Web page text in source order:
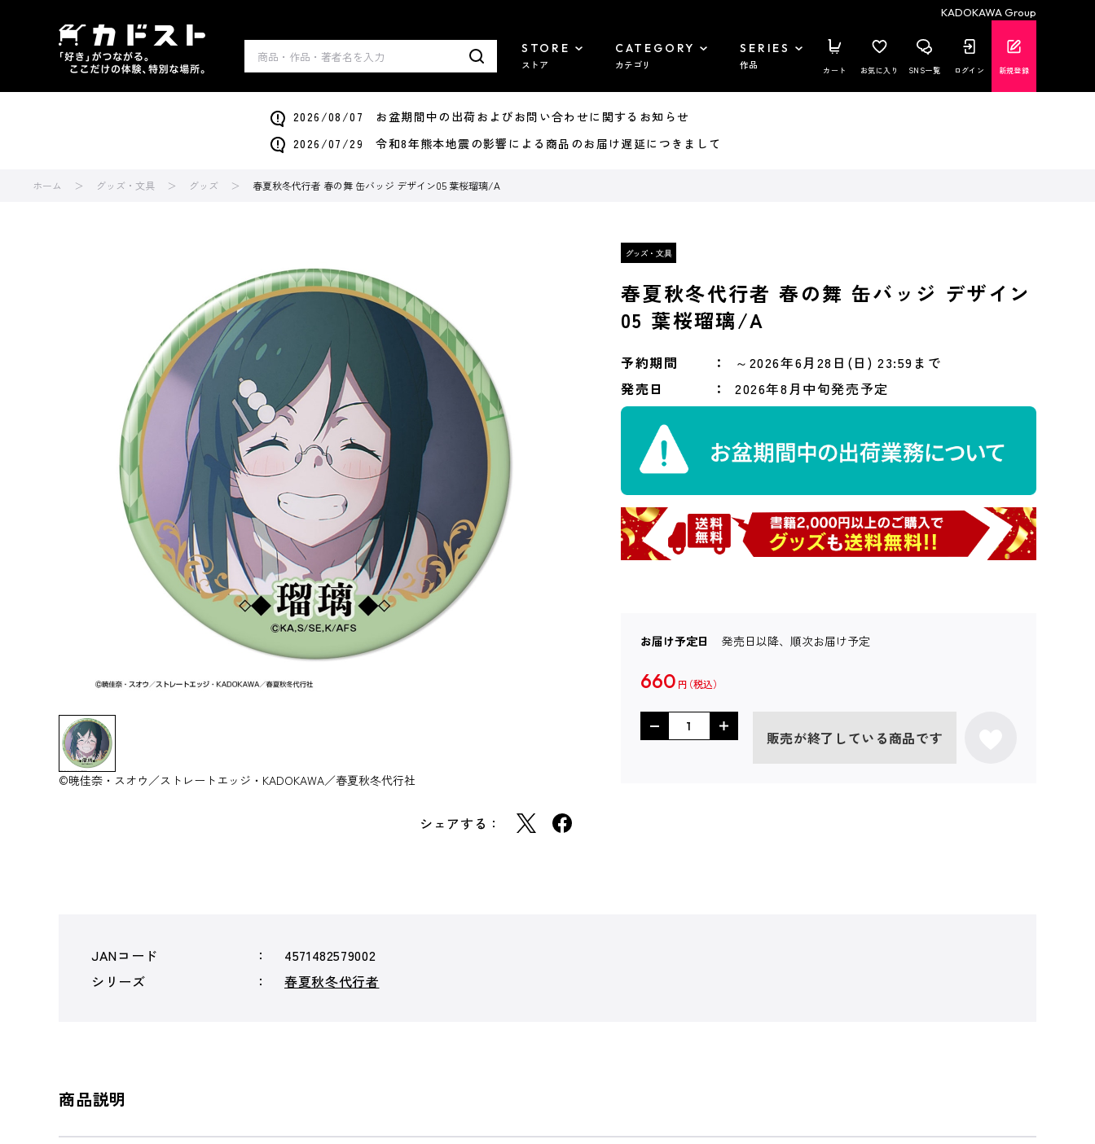
KADOKAWA Group
STORE
ストア
CATEGORY
カテゴリ
SERIES
作品 カート お気に入り SNS一覧 ログイン 新規登録
2026/08/07 お盆期間中の出荷およびお問い合わせに関するお知らせ
2026/07/29 令和8年熊本地震の影響による商品のお届け遅延につきまして
ホーム グッズ・文具 グッズ 春夏秋冬代行者 春の舞 缶バッジ デザイン05 葉桜瑠璃/A
©暁佳奈・スオウ／ストレートエッジ・KADOKAWA／春夏秋冬代行社
シェアする：
春夏秋冬代行者 春の舞 缶バッジ デザイン
05 葉桜瑠璃/A
予約期間
～2026年6月28日(日) 23:59まで
発売日
2026年8月中旬発売予定
お届け予定日 発売日以降、順次お届け予定
660 円
販売が終了している商品です
JANコード
4571482579002
シリーズ
春夏秋冬代行者
商品説明